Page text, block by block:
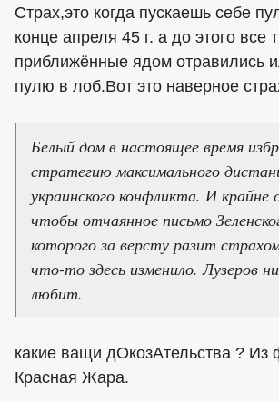
Страх,это когда пускаешь себе
конце апреля 45 г. а до этого все
приближённые ядом отравились
пулю в лоб.Вот это наверное
Белый дом в настоящее время
стратегию максимального
украинского конфликта. И крайне
чтобы отчаянное письмо
которого за версту разит
что-то здесь изменило. Лузеров
любит.
какие ващи дОкозАтельства ? Из
Красная Жара.